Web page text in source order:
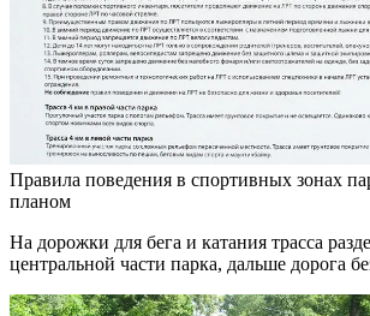
Правила поведения в спортивных зонах
планом
На дорожки для бега и катания трасса
центральной части парка, дальше дорога